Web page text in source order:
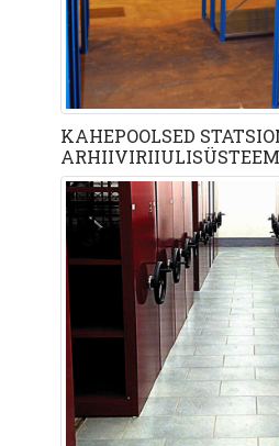
KAHEPOOLSED